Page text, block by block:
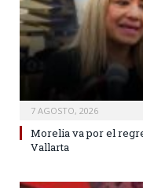
7 AGOSTO, 2026
Morelia va por el
Vallarta